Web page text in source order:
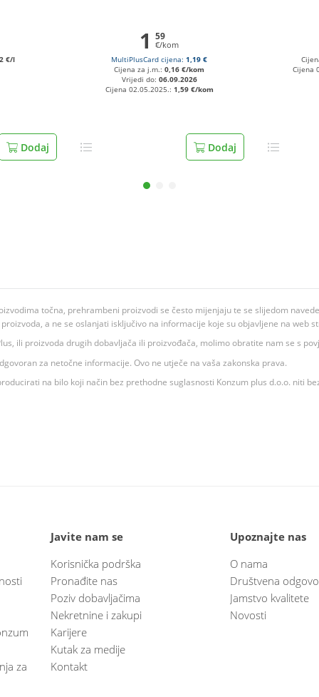
€/l
Dodaj
1 59
€/kom
MultiPlusCard cijena:1,19 €
Cijena za j.m.:0,16 €/kom
Vrijedi do: 06.09.2026
Cijena 02.05.2025.: 1,59 €/kom
Dodaj
Cijena
točna, prehrambeni proizvodi se često mijenjaju te se slijedom
a ne se oslanjati isključivo na informacije koje su objavljene na web
ili proizvoda drugih dobavljača ili proizvođača, molimo obratite nam se s
za netočne informacije. Ovo ne utječe na vaša zakonska prava.
na bilo koji način bez prethodne suglasnosti Konzum plus d.o.o. niti
za
Javite nam se
Korisnička podrška
Pronađite nas
Poziv dobavljačima
Nekretnine i zakupi
Karijere
Kutak za medije
Kontakt
Upoznajte nas
O nama
Društvena
Jamstvo kvalitete
Novosti